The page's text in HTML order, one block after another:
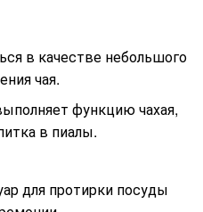
в качестве небольшого
чая.
функцию чахая,
в пиалы.
для протирки посуды